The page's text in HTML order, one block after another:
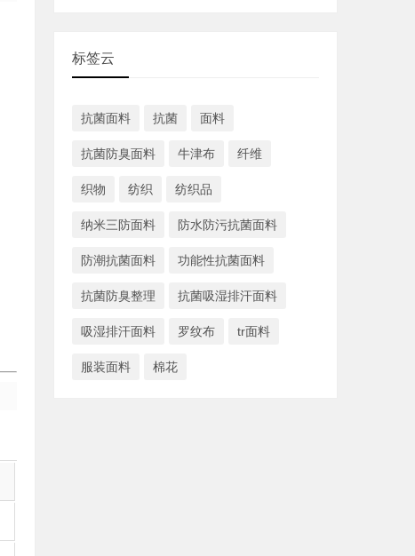
标签云
抗菌面料 抗菌 面料
抗菌防臭面料 牛津布 纤维
织物 纺织 纺织品
纳米三防面料 防水防污抗菌面料
防潮抗菌面料 功能性抗菌面料
抗菌防臭整理 抗菌吸湿排汗面料
吸湿排汗面料 罗纹布 tr面料
服装面料 棉花